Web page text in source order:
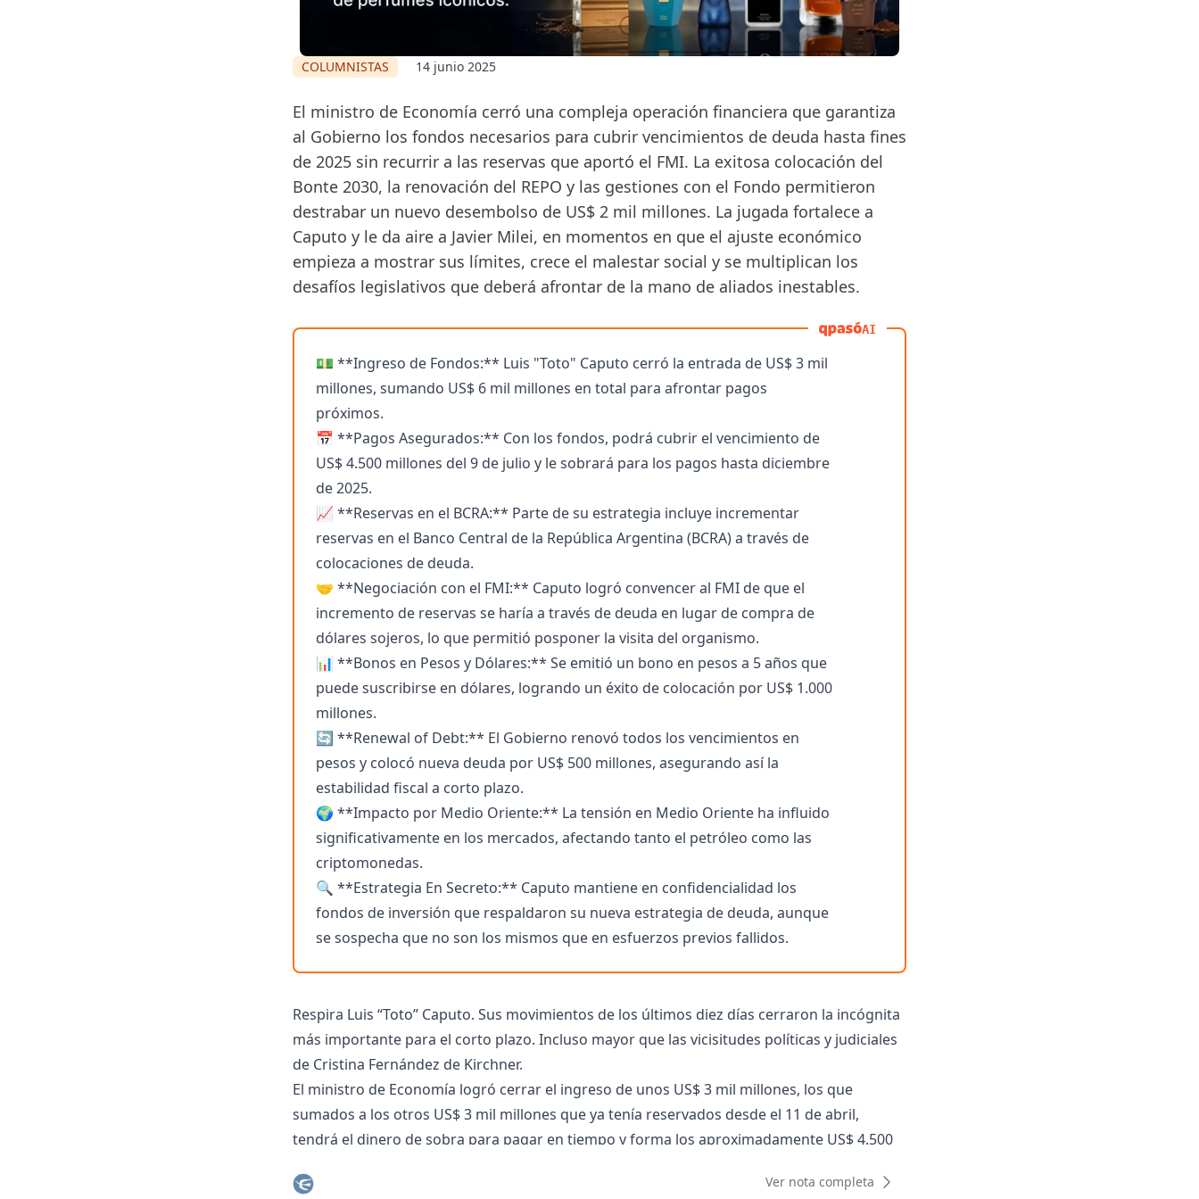
COLUMNISTAS 14 junio 2025
El ministro de Economía cerró una compleja operación financiera que garantiza
al Gobierno los fondos necesarios para cubrir vencimientos de deuda hasta fines
de 2025 sin recurrir a las reservas que aportó el FMI. La exitosa colocación del
Bonte 2030, la renovación del REPO y las gestiones con el Fondo permitieron
destrabar un nuevo desembolso de US$ 2 mil millones. La jugada fortalece a
Caputo y le da aire a Javier Milei, en momentos en que el ajuste económico
empieza a mostrar sus límites, crece el malestar social y se multiplican los
desafíos legislativos que deberá afrontar de la mano de aliados inestables.
AI
💵 **Ingreso de Fondos:** Luis "Toto" Caputo cerró la entrada de US$ 3 mil
millones, sumando US$ 6 mil millones en total para afrontar pagos
próximos.
📅 **Pagos Asegurados:** Con los fondos, podrá cubrir el vencimiento de
US$ 4.500 millones del 9 de julio y le sobrará para los pagos hasta diciembre
de 2025.
📈 **Reservas en el BCRA:** Parte de su estrategia incluye incrementar
reservas en el Banco Central de la República Argentina (BCRA) a través de
colocaciones de deuda.
🤝 **Negociación con el FMI:** Caputo logró convencer al FMI de que el
incremento de reservas se haría a través de deuda en lugar de compra de
dólares sojeros, lo que permitió posponer la visita del organismo.
📊 **Bonos en Pesos y Dólares:** Se emitió un bono en pesos a 5 años que
puede suscribirse en dólares, logrando un éxito de colocación por US$ 1.000
millones.
🔄 **Renewal of Debt:** El Gobierno renovó todos los vencimientos en
pesos y colocó nueva deuda por US$ 500 millones, asegurando así la
estabilidad fiscal a corto plazo.
🌍 **Impacto por Medio Oriente:** La tensión en Medio Oriente ha influido
significativamente en los mercados, afectando tanto el petróleo como las
criptomonedas.
🔍 **Estrategia En Secreto:** Caputo mantiene en confidencialidad los
fondos de inversión que respaldaron su nueva estrategia de deuda, aunque
se sospecha que no son los mismos que en esfuerzos previos fallidos.
Respira Luis “Toto” Caputo. Sus movimientos de los últimos diez días cerraron la incógnita
más importante para el corto plazo. Incluso mayor que las vicisitudes políticas y judiciales
de Cristina Fernández de Kirchner.
El ministro de Economía logró cerrar el ingreso de unos US$ 3 mil millones, los que
sumados a los otros US$ 3 mil millones que ya tenía reservados desde el 11 de abril,
tendrá el dinero de sobra para pagar en tiempo y forma los aproximadamente US$ 4.500
Incluso le sobrarán unos US$ 1.500 millones para los cierres del resto del año, con lo que
Ver nota completa